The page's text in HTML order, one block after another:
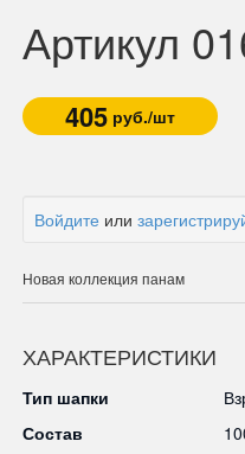
Артикул
405 руб./шт
Войдите или
Новая коллекция панам
ХАРАКТЕРИСТИКИ
Тип шапки
Состав